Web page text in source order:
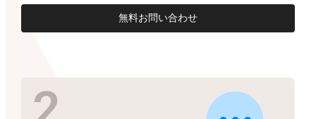
無料お問い合わせ